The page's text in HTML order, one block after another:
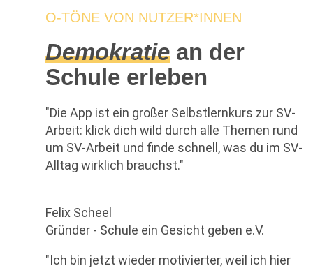
O-TÖNE VON NUTZER*INNEN
Demokratiean der
Schule erleben
"Die App ist ein großer Selbstlernkurs zur SV-
Arbeit: klick dich wild durch alle Themen rund
um SV-Arbeit und finde schnell, was du im SV-
Alltag wirklich brauchst."
Felix Scheel
Gründer - Schule ein Gesicht geben e.V.
"Ich bin jetzt wieder motivierter, weil ich hier